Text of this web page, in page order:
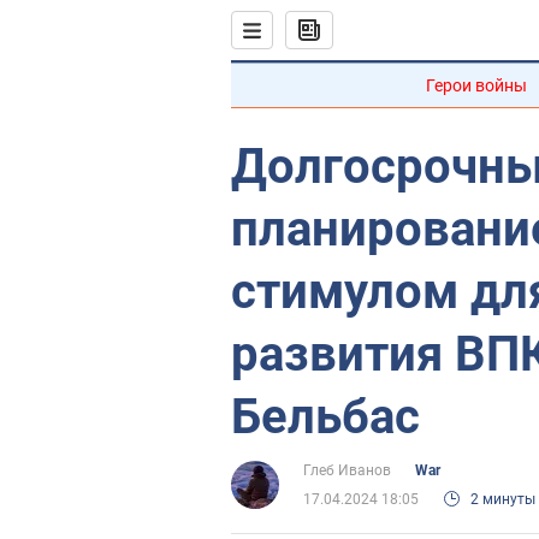
Герои войны
стимулом
развития
Бельбас
Глеб Иванов
War
17.04.2024 18:05
2 минуты